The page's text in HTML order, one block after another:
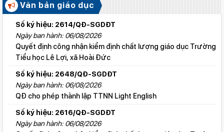
Văn bản giáo dục
Số ký hiệu: 2614/QĐ-SGDĐT
Ngày ban hành: 06/08/2026
Quyết định công nhận kiểm định chất lượng giáo dục Trường
Tiểu học Lê Lợi, xã Hoài Đức
Số ký hiệu: 2648/QĐ-SGDĐT
Ngày ban hành: 06/08/2026
QĐ cho phép thành lập TTNN Light English
Số ký hiệu: 2616/QĐ-SGDĐT
Ngày ban hành: 06/08/2026